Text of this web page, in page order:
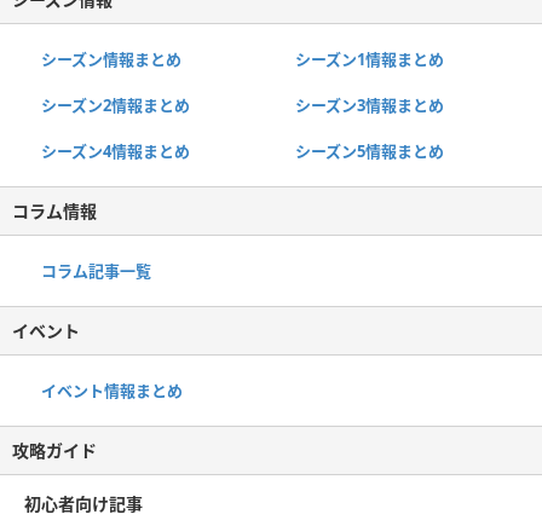
シーズン情報まとめ シーズン1情報まとめ
シーズン2情報まとめ シーズン3情報まとめ
シーズン4情報まとめ シーズン5情報まとめ
コラム情報
コラム記事一覧
イベント
イベント情報まとめ
攻略ガイド
初心者向け記事